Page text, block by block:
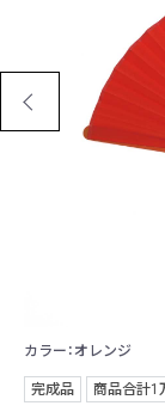
カラー：オレンジ
完成品 商品合計1